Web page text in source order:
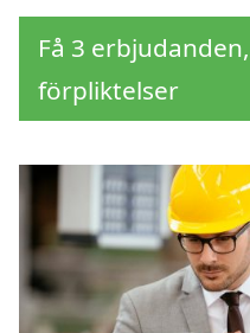
Få 3
förpliktelser